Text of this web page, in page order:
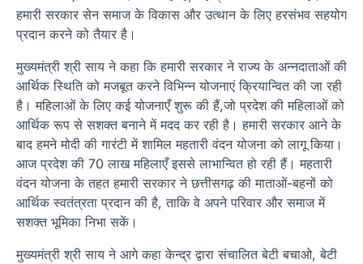
हमारी सरकार सेन समाज के विकास और उत्थान के लिए हरसंभव सहयोग
प्रदान करने को तैयार है।
मुख्यमंत्री श्री साय ने कहा कि हमारी सरकार ने राज्य के अन्नदाताओं की
आर्थिक स्थिति को मजबूत करने विभिन्न योजनाएं क्रियान्वित की जा रही
है। महिलाओं के लिए कई योजनाएँ शुरू की हैं,जो प्रदेश की महिलाओं को
आर्थिक रूप से सशक्त बनाने में मदद कर रही है। हमारी सरकार आने के
बाद हमने मोदी की गारंटी में शामिल महतारी वंदन योजना को लागू किया।
आज प्रदेश की 70 लाख महिलाएँ इससे लाभान्वित हो रही हैं। महतारी
वंदन योजना के तहत हमारी सरकार ने छत्तीसगढ़ की माताओं-बहनों को
आर्थिक स्वतंत्रता प्रदान की है, ताकि वे अपने परिवार और समाज में
सशक्त भूमिका निभा सकें।
मुख्यमंत्री श्री साय ने आगे कहा केन्द्र द्वारा संचालित बेटी बचाओ, बेटी